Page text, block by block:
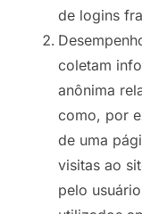
de logins
coletam
anônima
como, por
de uma
visitas ao
pelo